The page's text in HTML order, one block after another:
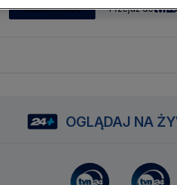
SUBSKRYBUJ Przejdź do
OGLĄDAJ NA